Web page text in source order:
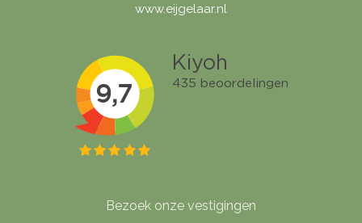
www.eijgelaar.nl
Bezoek onze vestigingen